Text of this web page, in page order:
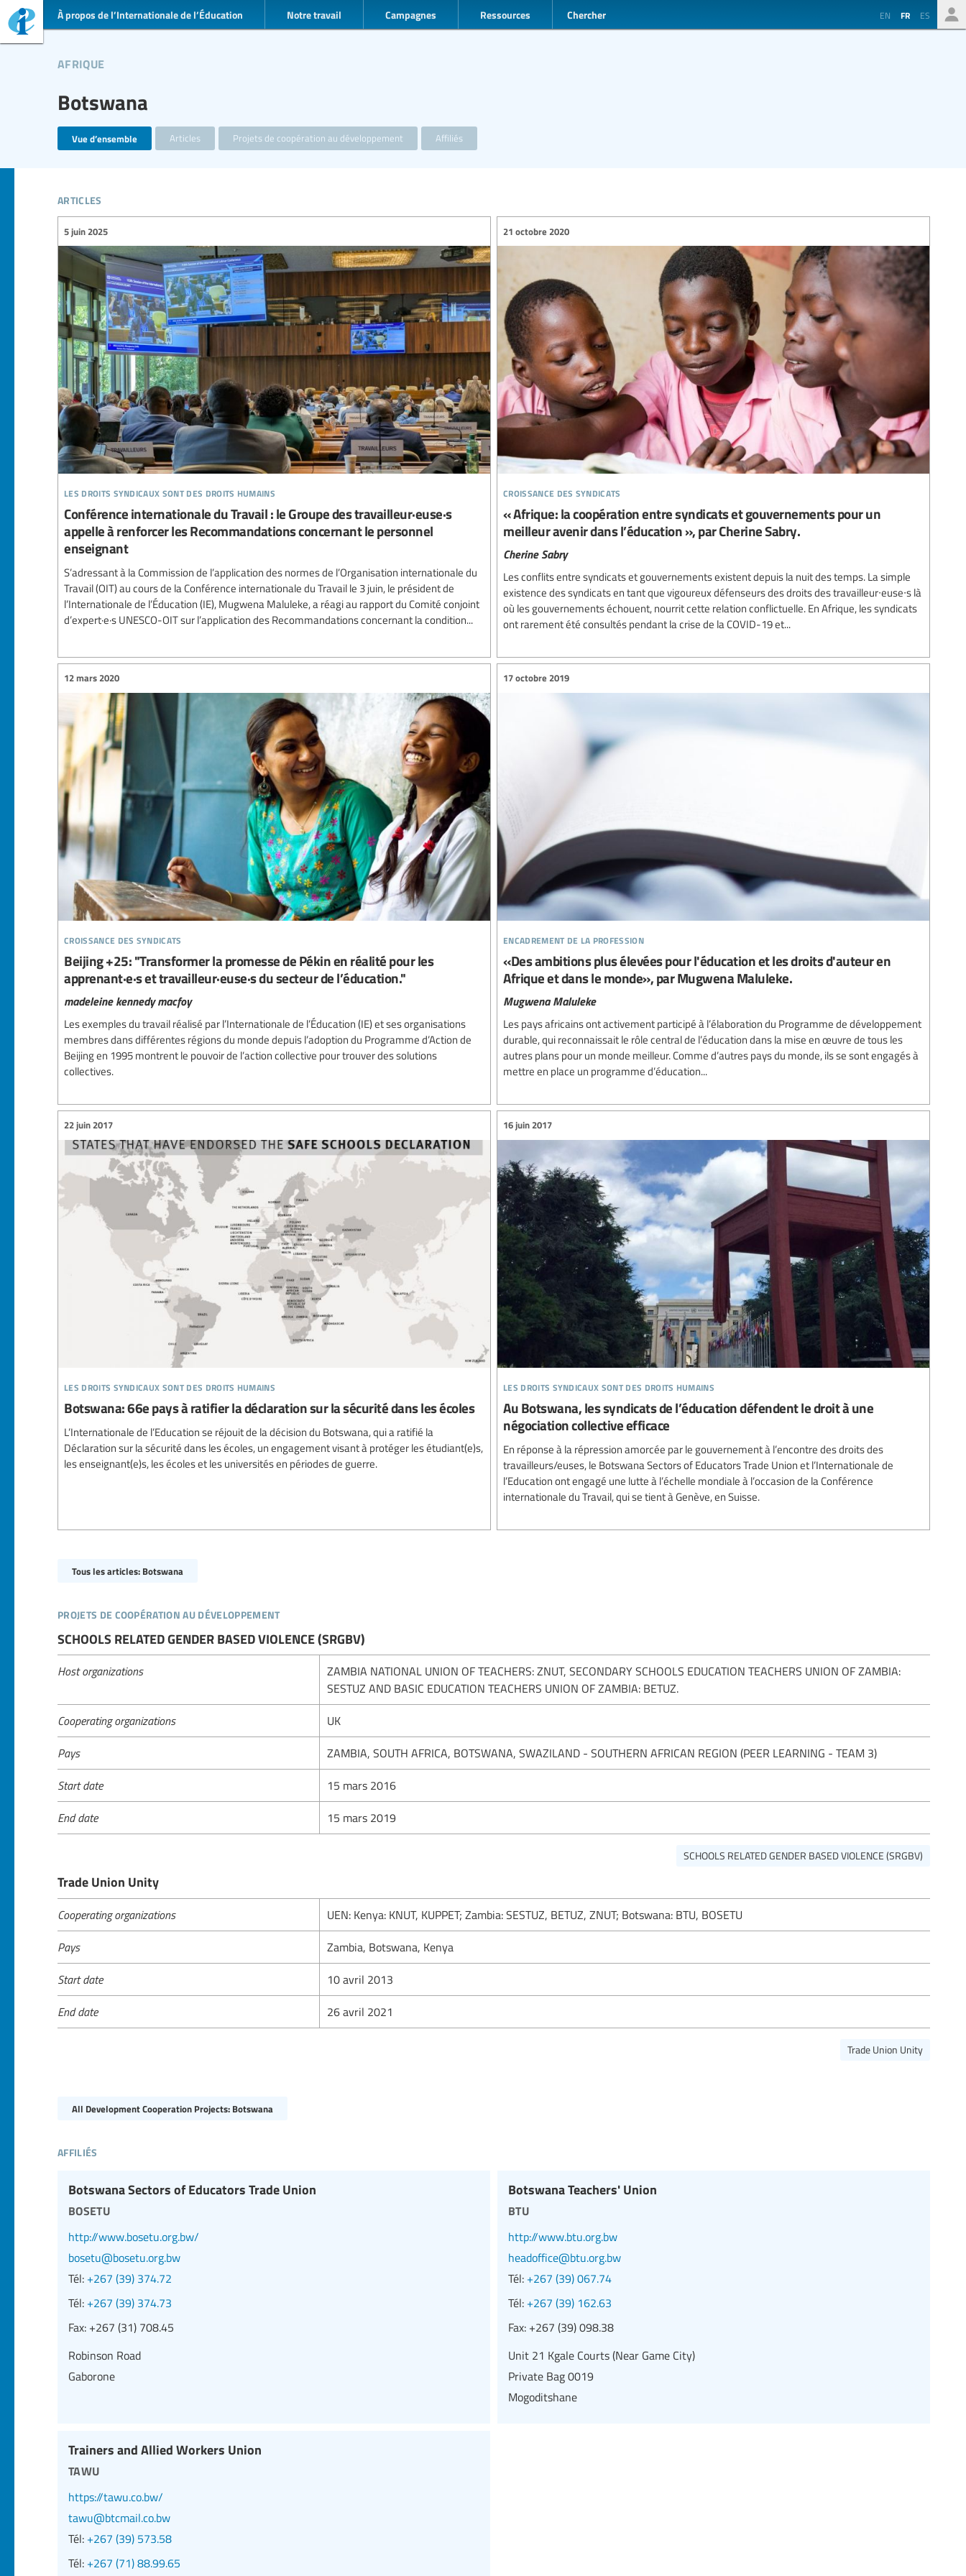
À propos de l’Internationale de l’Éducation Notre travail Campagnes Ressources Chercher EN FR ES
Botswana
afrique
Vue d’ensemble Articles Projets de coopération au développement Affiliés
articles
les droits syndicaux sont des droits humains
5 juin 2025
Conférence internationale du Travail : le Groupe des travailleur·euse·s
appelle à renforcer les Recommandations concernant le personnel
enseignant
S’adressant à la Commission de l’application des normes de l’Organisation internationale du
Travail (OIT) au cours de la Conférence internationale du Travail le 3 juin, le président de
l’Internationale de l’Éducation (IE), Mugwena Maluleke, a réagi au rapport du Comité conjoint
d’expert·e·s UNESCO-OIT sur l’application des Recommandations concernant la condition...
croissance des syndicats
21 octobre 2020
« Afrique: la coopération entre syndicats et gouvernements pour un
meilleur avenir dans l’éducation », par Cherine Sabry.
Cherine Sabry
Les conflits entre syndicats et gouvernements existent depuis la nuit des temps. La simple
existence des syndicats en tant que vigoureux défenseurs des droits des travailleur∙euse∙s là
où les gouvernements échouent, nourrit cette relation conflictuelle. En Afrique, les syndicats
ont rarement été consultés pendant la crise de la COVID-19 et...
croissance des syndicats
12 mars 2020
Beijing +25: "Transformer la promesse de Pékin en réalité pour les
apprenant·e·s et travailleur·euse·s du secteur de l’éducation."
madeleine kennedy macfoy
Les exemples du travail réalisé par l’Internationale de l’Éducation (IE) et ses organisations
membres dans différentes régions du monde depuis l’adoption du Programme d’Action de
Beijing en 1995 montrent le pouvoir de l’action collective pour trouver des solutions
collectives.
encadrement de la profession
17 octobre 2019
«Des ambitions plus élevées pour l'éducation et les droits d'auteur en
Afrique et dans le monde», par Mugwena Maluleke.
Mugwena Maluleke
Les pays africains ont activement participé à l’élaboration du Programme de développement
durable, qui reconnaissait le rôle central de l’éducation dans la mise en œuvre de tous les
autres plans pour un monde meilleur. Comme d’autres pays du monde, ils se sont engagés à
mettre en place un programme d’éducation...
les droits syndicaux sont des droits humains
22 juin 2017
Botswana: 66e pays à ratifier la déclaration sur la sécurité dans les écoles
L’Internationale de l’Education se réjouit de la décision du Botswana, qui a ratifié la
Déclaration sur la sécurité dans les écoles, un engagement visant à protéger les étudiant(e)s,
les enseignant(e)s, les écoles et les universités en périodes de guerre.
les droits syndicaux sont des droits humains
16 juin 2017
Au Botswana, les syndicats de l’éducation défendent le droit à une
négociation collective efficace
En réponse à la répression amorcée par le gouvernement à l’encontre des droits des
travailleurs/euses, le Botswana Sectors of Educators Trade Union et l’Internationale de
l’Education ont engagé une lutte à l’échelle mondiale à l’occasion de la Conférence
internationale du Travail, qui se tient à Genève, en Suisse.
Tous les articles: Botswana
projets de coopération au développement
SCHOOLS RELATED GENDER BASED VIOLENCE (SRGBV)
Host organizations
ZAMBIA NATIONAL UNION OF TEACHERS: ZNUT, SECONDARY SCHOOLS EDUCATION TEACHERS UNION OF ZAMBIA:
SESTUZ AND BASIC EDUCATION TEACHERS UNION OF ZAMBIA: BETUZ.
Cooperating organizations UK
Pays ZAMBIA, SOUTH AFRICA, BOTSWANA, SWAZILAND - SOUTHERN AFRICAN REGION (PEER LEARNING - TEAM 3)
Start date 15 mars 2016
End date 15 mars 2019
SCHOOLS RELATED GENDER BASED VIOLENCE (SRGBV)
Trade Union Unity
Cooperating organizations UEN: Kenya: KNUT, KUPPET; Zambia: SESTUZ, BETUZ, ZNUT; Botswana: BTU, BOSETU
Pays Zambia, Botswana, Kenya
Start date 10 avril 2013
End date 26 avril 2021
Trade Union Unity
All Development Cooperation Projects: Botswana
affiliés
Botswana Sectors of Educators Trade Union
bosetu
http://www.bosetu.org.bw/
bosetu@bosetu.org.bw
Tél: +267 (39) 374.72
Tél: +267 (39) 374.73
Fax: +267 (31) 708.45
Robinson Road
Gaborone
Botswana Teachers' Union
btu
http://www.btu.org.bw
headoffice@btu.org.bw
Tél: +267 (39) 067.74
Tél: +267 (39) 162.63
Fax: +267 (39) 098.38
Unit 21 Kgale Courts (Near Game City)
Private Bag 0019
Mogoditshane
Trainers and Allied Workers Union
tawu
https://tawu.co.bw/
tawu@btcmail.co.bw
Tél: +267 (39) 573.58
Tél: +267 (71) 88.99.65